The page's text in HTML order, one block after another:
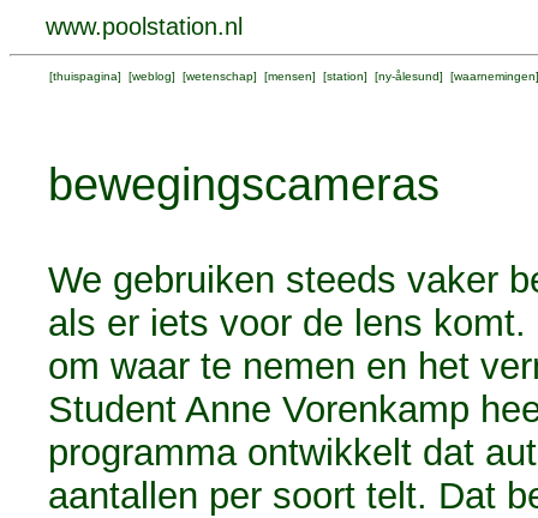
www.poolstation.nl
[thuispagina] [weblog] [wetenschap] [mensen] [station] [ny-ålesund] [waarnemingen
bewegingscameras
We gebruiken steeds vaker
als er iets voor de lens
om waar te nemen en het
Student Anne Vorenkamp
programma ontwikkelt dat
aantallen per soort telt. Dat